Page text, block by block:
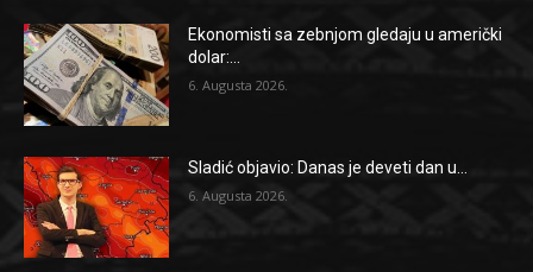
Ekonomisti sa zebnjom gledaju u američki
dolar:...
6. Augusta 2026.
Sladić objavio: Danas je deveti dan u...
6. Augusta 2026.